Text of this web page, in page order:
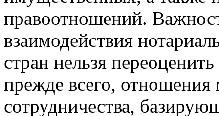
правоотношений.
взаимодействия
стран нельзя
прежде всего, отношения
сотрудничества,